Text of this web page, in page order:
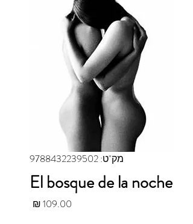
מק"ט: 9788432239502
El bosque de la noche